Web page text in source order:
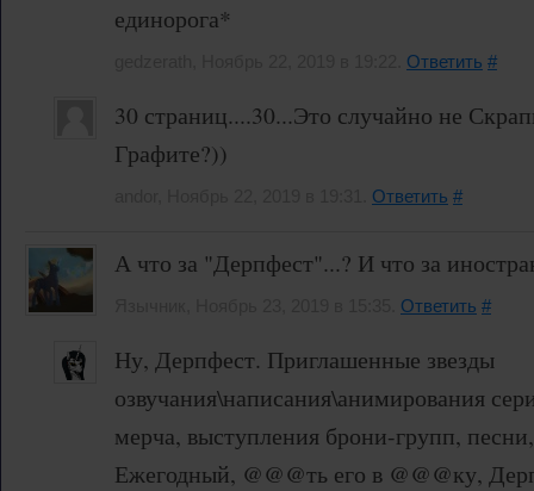
единорога*
Ответить #
30 страниц....30...Это случайно не
Графите?))
Ответить #
А что за "Дерпфест"...? И что за
Ответить #
Ну, Дерпфест. Приглашенные звезды
озвучания\написания\анимирования
мерча, выступления брони-групп,
Ежегодный, @@@ть его в @@@ку,